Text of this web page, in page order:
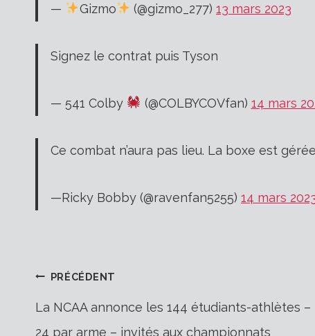
— Gizmo (@gizmo_277) 13 mars 2023
Signez le contrat puis Tyson
— 541 Colby (@COLBYCOVfan) 14 mars
Ce combat n’aura pas lieu. La boxe est
—Ricky Bobby (@ravenfan5255) 14 mars
Navigation
PRÉCÉDENT
La NCAA annonce les 144 étudiants-athlètes –
24 par arme – invités aux championnats